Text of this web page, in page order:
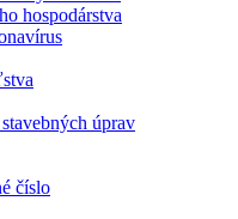
hospodárstva
úprav
číslo